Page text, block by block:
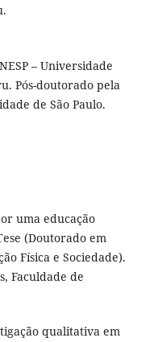
– Universidade
Pós-doutorado pela
de São Paulo.
uma educação
(Doutorado em
Física e Sociedade).
Faculdade de
qualitativa em